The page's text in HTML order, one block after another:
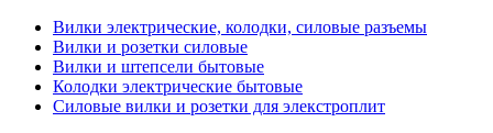
Вилки электрические, колодки, силовые разъемы
Вилки и розетки силовые
Вилки и штепсели бытовые
Колодки электрические бытовые
Силовые вилки и розетки для элекстроплит